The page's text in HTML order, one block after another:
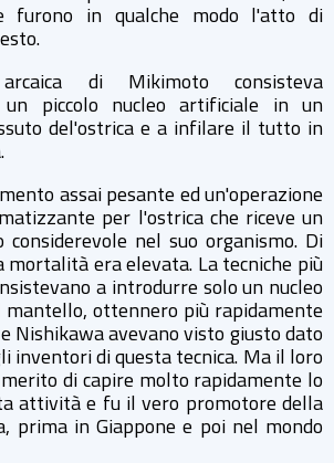
furono in qualche modo l'atto di
di Mikimoto consisteva
un piccolo nucleo artificiale in un
del'ostrica e a infilare il tutto in
assai pesante ed un'operazione
per l'ostrica che riceve un
considerevole nel suo organismo. Di
mortalità era elevata. La tecniche più
a introdurre solo un nucleo
mantello, ottennero più rapidamente
e Nishikawa avevano visto giusto dato
inventori di questa tecnica. Ma il loro
di capire molto rapidamente lo
attività e fu il vero promotore della
prima in Giappone e poi nel mondo